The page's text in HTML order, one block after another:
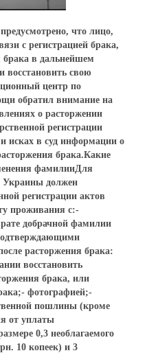
что лицо,
с регистрацией брака,
брака в дальнейшем
восстановить свою
центр по
обратил внимание на
о расторжении
регистрации
исках в суд информации о
брака.Какие
фамилииДля
Украины должен
регистрации актов
проживания с:-
добрачной фамилии
расторжения брака:
восстановить
брака, или
фотографией;-
пошлины (кроме
от уплаты
0,3 необлагаемого
10 копеек) и 3